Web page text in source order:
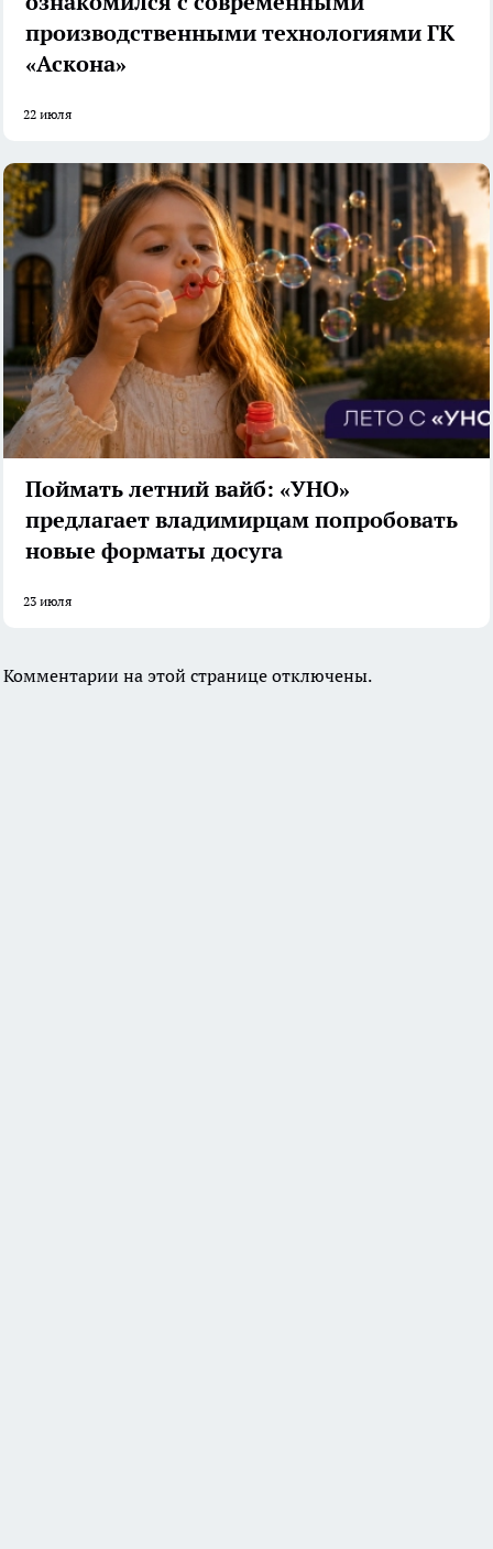
производственными технологиями ГК
«Аскона»
22 июля
Поймать летний вайб: «УНО»
предлагает владимирцам попробовать
новые форматы досуга
23 июля
Комментарии на этой странице отключены.